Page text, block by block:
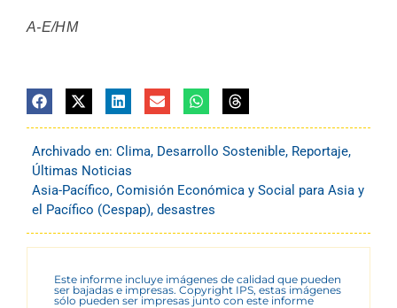
A-E/HM
Archivado en: Clima, Desarrollo Sostenible, Reportaje,
Últimas Noticias
Asia-Pacífico, Comisión Económica y Social para Asia y
el Pacífico (Cespap), desastres
Este informe incluye imágenes de calidad que pueden
ser bajadas e impresas. Copyright IPS, estas imágenes
sólo pueden ser impresas junto con este informe